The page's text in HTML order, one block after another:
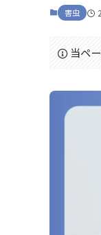
害虫
当ペ